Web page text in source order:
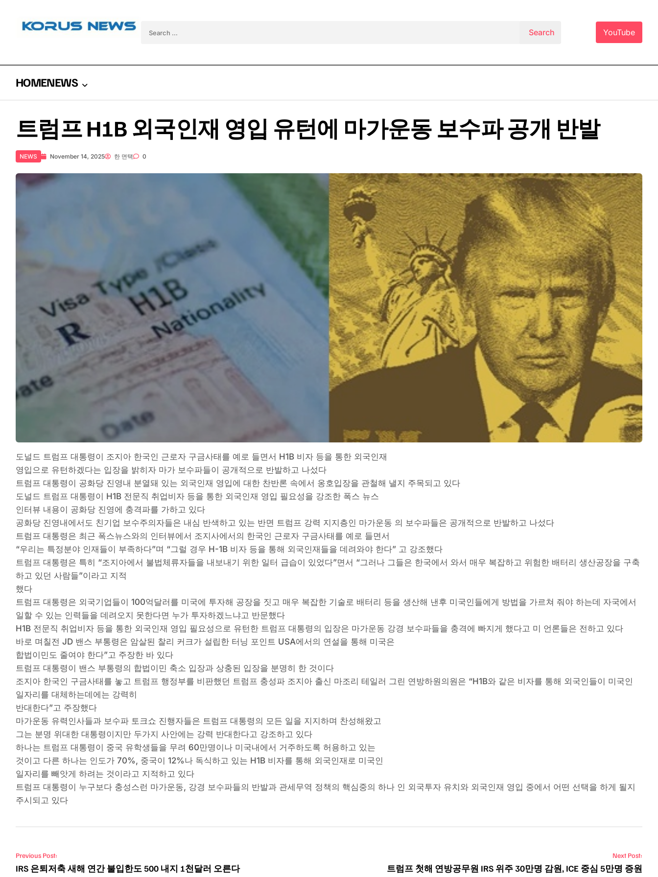
YouTube
HOMENEWS
트럼프 H1B 외국인재 영입 유턴에 마가운동 보수파 공개 반발
NEWS November 14, 2025 한 면택 0
도널드 트럼프 대통령이 조지아 한국인 근로자 구금사태를 예로 들면서 H1B 비자 등을 통한 외국인재
영입으로 유턴하겠다는 입장을 밝히자 마가 보수파들이 공개적으로 반발하고 나섰다
트럼프 대통령이 공화당 진영내 분열돼 있는 외국인재 영입에 대한 찬반론 속에서 옹호입장을 관철해 낼지 주목되고 있다
도널드 트럼프 대통령이 H1B 전문직 취업비자 등을 통한 외국인재 영입 필요성을 강조한 폭스 뉴스
인터뷰 내용이 공화당 진영에 충격파를 가하고 있다
공화당 진영내에서도 친기업 보수주의자들은 내심 반색하고 있는 반면 트럼프 강력 지지층인 마가운동 의 보수파들은 공개적으로 반발하고 나섰다
트럼프 대통령은 최근 폭스뉴스와의 인터뷰에서 조지사에서의 한국인 근로자 구금사태를 예로 들면서
“우리는 특정분야 인재들이 부족하다”며 “그럴 경우 H-1B 비자 등을 통해 외국인재들을 데려와야 한다” 고 강조했다
트럼프 대통령은 특히 “조지아에서 불법체류자들을 내보내기 위한 일터 급습이 있었다”면서 “그러나 그들은 한국에서 와서 매우 복잡하고 위험한 배터리 생산공장을 구축
하고 있던 사람들”이라고 지적
했다
트럼프 대통령은 외국기업들이 100억달러를 미국에 투자해 공장을 짓고 매우 복잡한 기술로 배터리 등을 생산해 낸후 미국인들에게 방법을 가르쳐 줘야 하는데 자국에서
일할 수 있는 인력들을 데려오지 못한다면 누가 투자하겠느냐고 반문했다
H1B 전문직 취업비자 등을 통한 외국인재 영입 필요성으로 유턴한 트럼프 대통령의 입장은 마가운동 강경 보수파들을 충격에 빠지게 했다고 미 언론들은 전하고 있다
바로 며칠전 JD 밴스 부통령은 암살된 찰리 커크가 설립한 터닝 포인트 USA에서의 연설을 통해 미국은
합법이민도 줄여야 한다”고 주장한 바 있다
트럼프 대통령이 밴스 부통령의 합법이민 축소 입장과 상충된 입장을 분명히 한 것이다
조지아 한국인 구금사태를 놓고 트럼프 행정부를 비판했던 트럼프 충성파 조지아 출신 마조리 테일러 그린 연방하원의원은 “H1B와 같은 비자를 통해 외국인들이 미국인
일자리를 대체하는데에는 강력히
반대한다”고 주장했다
마가운동 유력인사들과 보수파 토크쇼 진행자들은 트럼프 대통령의 모든 일을 지지하며 찬성해왔고
그는 분명 위대한 대통령이지만 두가지 사안에는 강력 반대한다고 강조하고 있다
하나는 트럼프 대통령이 중국 유학생들을 무려 60만명이나 미국내에서 거주하도록 허용하고 있는
것이고 다른 하나는 인도가 70%, 중국이 12%나 독식하고 있는 H1B 비자를 통해 외국인재로 미국인
일자리를 빼앗게 하려는 것이라고 지적하고 있다
트럼프 대통령이 누구보다 충성스런 마가운동, 강경 보수파들의 반발과 관세무역 정책의 핵심중의 하나 인 외국투자 유치와 외국인재 영입 중에서 어떤 선택을 하게 될지
주시되고 있다
Post navigation
Previous Post:
IRS 은퇴저축 새해 연간 불입한도 500 내지 1천달러 오른다
Next Post:
트럼프 첫해 연방공무원 IRS 위주 30만명 감원, ICE 중심 5만명 증원